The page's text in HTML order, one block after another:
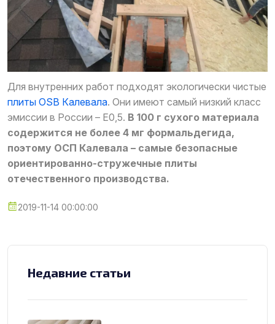
Для внутренних работ подходят экологически чистые
плиты OSB Калевала. Они имеют самый низкий класс
эмиссии в России – Е0,5. В 100 г сухого материала
содержится не более 4 мг формальдегида,
поэтому ОСП Калевала – самые безопасные
ориентированно-стружечные плиты
отечественного производства.
2019-11-14 00:00:00
Недавние статьи